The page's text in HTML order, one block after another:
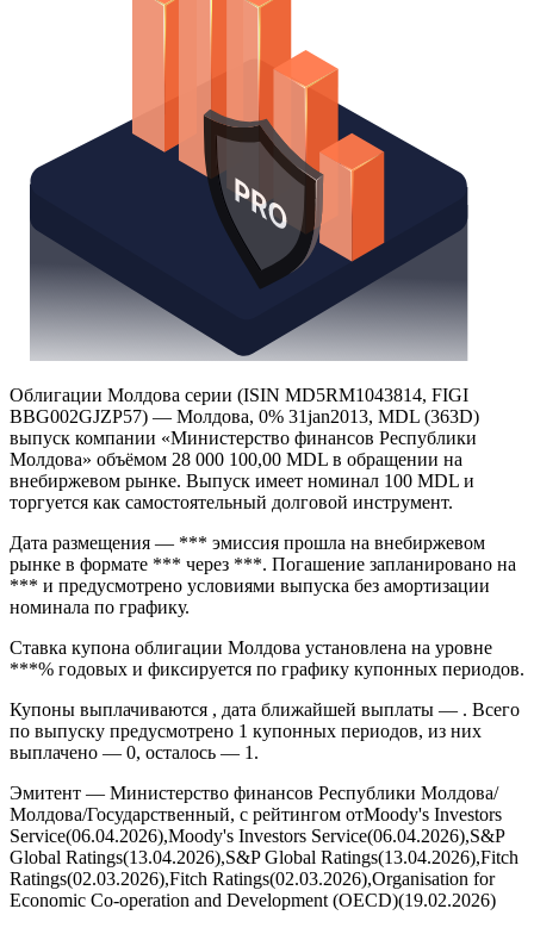
Облигации Молдова серии (ISIN MD5RM1043814, FIGI
BBG002GJZP57) — Молдова, 0% 31jan2013, MDL (363D)
выпуск компании «Министерство финансов Республики
Молдова» объёмом 28 000 100,00 MDL в обращении на
внебиржевом рынке. Выпуск имеет номинал 100 MDL и
торгуется как самостоятельный долговой инструмент.
Дата размещения — *** эмиссия прошла на внебиржевом
рынке в формате *** через ***. Погашение запланировано на
*** и предусмотрено условиями выпуска без амортизации
номинала по графику.
Ставка купона облигации Молдова установлена на уровне
***% годовых и фиксируется по графику купонных периодов.
Купоны выплачиваются , дата ближайшей выплаты — . Всего
по выпуску предусмотрено 1 купонных периодов, из них
выплачено — 0, осталось — 1.
Эмитент — Министерство финансов Республики Молдова/
Молдова/Государственный, с рейтингом отMoody's Investors
Service(06.04.2026),Moody's Investors Service(06.04.2026),S&P
Global Ratings(13.04.2026),S&P Global Ratings(13.04.2026),Fitch
Ratings(02.03.2026),Fitch Ratings(02.03.2026),Organisation for
Economic Co-operation and Development (OECD)(19.02.2026)